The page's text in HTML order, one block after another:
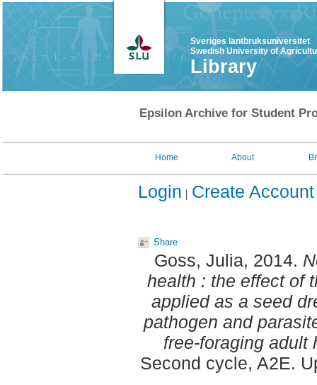
Sveriges lantbruksuniversitet
Swedish University of
Library
Epsilon Archive for Student
Home About
Login Create Account
Share
Goss, Julia, 2014.
health : the effect of
applied as a seed
pathogen and
free-foraging adult
Second cycle, A2E.